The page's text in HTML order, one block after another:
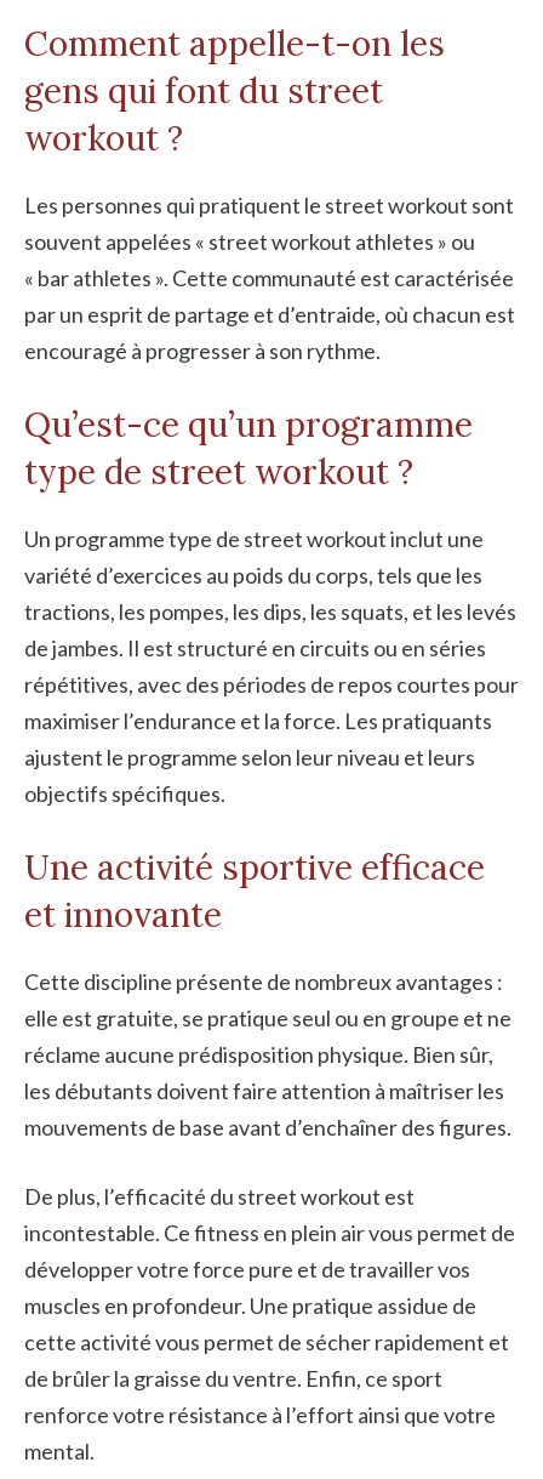
Comment appelle-t-on les
gens qui font du street
workout ?
Les personnes qui pratiquent le street workout sont
souvent appelées « street workout athletes » ou
« bar athletes ». Cette communauté est caractérisée
par un esprit de partage et d’entraide, où chacun est
encouragé à progresser à son rythme.
Qu’est-ce qu’un programme
type de street workout ?
Un programme type de street workout inclut une
variété d’exercices au poids du corps, tels que les
tractions, les pompes, les dips, les squats, et les levés
de jambes. Il est structuré en circuits ou en séries
répétitives, avec des périodes de repos courtes pour
maximiser l’endurance et la force. Les pratiquants
ajustent le programme selon leur niveau et leurs
objectifs spécifiques.
Une activité sportive efficace
et innovante
Cette discipline présente de nombreux avantages :
elle est gratuite, se pratique seul ou en groupe et ne
réclame aucune prédisposition physique. Bien sûr,
les débutants doivent faire attention à maîtriser les
mouvements de base avant d’enchaîner des figures.
De plus, l’efficacité du street workout est
incontestable. Ce fitness en plein air vous permet de
développer votre force pure et de travailler vos
muscles en profondeur. Une pratique assidue de
cette activité vous permet de sécher rapidement et
de brûler la graisse du ventre. Enfin, ce sport
renforce votre résistance à l’effort ainsi que votre
mental.